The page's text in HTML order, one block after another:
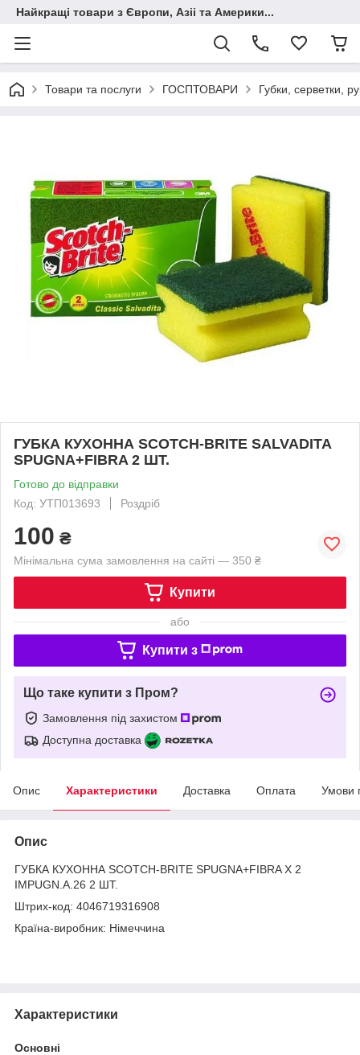
Найкращі товари з Європи, Азіі та Америки...
Товари та послуги ГОСПТОВАРИ Губки, серветки,
ГУБКА КУХОННА SCOTCH-BRITE SALVADITA
SPUGNA+FIBRA 2 ШТ.
Готово до відправки
Код: УТП013693
Роздріб
100 ₴
Мінімальна сума замовлення на сайті — 350 ₴
Купити
або
Купити з
Що таке купити з Пром?
Замовлення під захистом
Доступна доставка
Опис Характеристики Доставка Оплата Умови
Опис
ГУБКА КУХОННА SCOTCH-BRITE SPUGNA+FIBRA X 2
IMPUGN.A.26 2 ШТ.
Штрих-код: 4046719316908
Країна-виробник: Німеччина
Характеристики
Основні